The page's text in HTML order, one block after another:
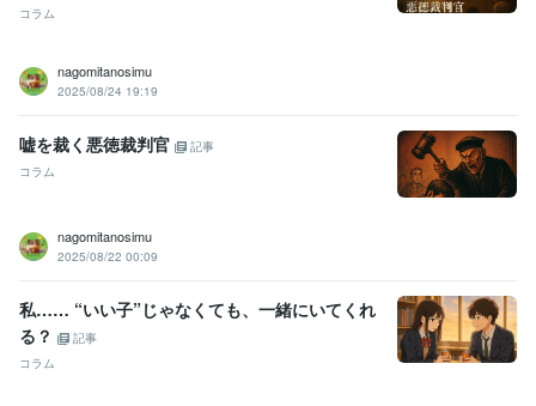
コラム
nagomitanosimu
2025/08/24 19:19
嘘を裁く悪徳裁判官
記事
コラム
nagomitanosimu
2025/08/22 00:09
私…… “いい子”じゃなくても、一緒にいてくれ
る？
記事
コラム